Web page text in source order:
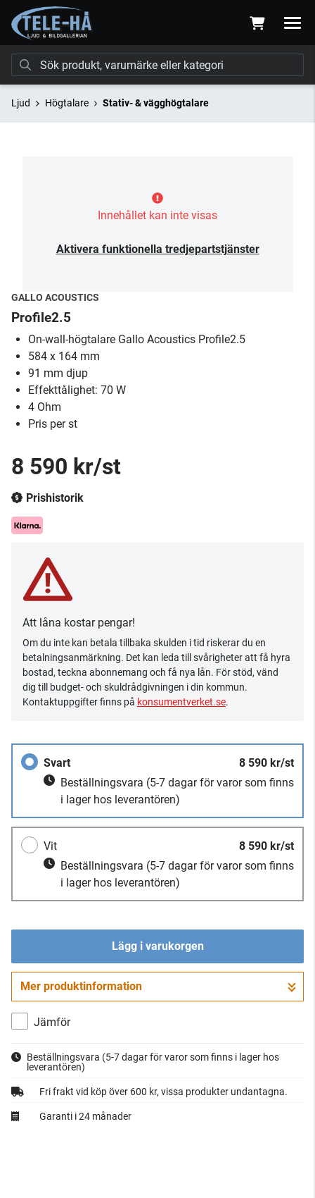
Ljud Högtalare Stativ- & vägghögtalare
Innehållet kan inte visas
Aktivera funktionella tredjepartstjänster
GALLO ACOUSTICS
Profile2.5
On-wall-högtalare Gallo Acoustics Profile2.5
584 x 164 mm
91 mm djup
Effekttålighet: 70 W
4 Ohm
Pris per st
8 590 kr/st
Prishistorik
Att låna kostar pengar!
Om du inte kan betala tillbaka skulden i tid riskerar du en
betalningsanmärkning. Det kan leda till svårigheter att få hyra
bostad, teckna abonnemang och få nya lån. För stöd, vänd
dig till budget- och skuldrådgivningen i din kommun.
Kontaktuppgifter finns på konsumentverket.se.
Svart
8 590 kr/st
Beställningsvara (5-7 dagar för varor som finns
i lager hos leverantören)
Vit
8 590 kr/st
Beställningsvara (5-7 dagar för varor som finns
i lager hos leverantören)
Lägg i varukorgen
Gå till kassan
Mer produktinformation
Jämför
Beställningsvara (5-7 dagar för varor som finns i lager hos
leverantören)
Fri frakt vid köp över 600 kr, vissa produkter undantagna.
Garanti i 24 månader